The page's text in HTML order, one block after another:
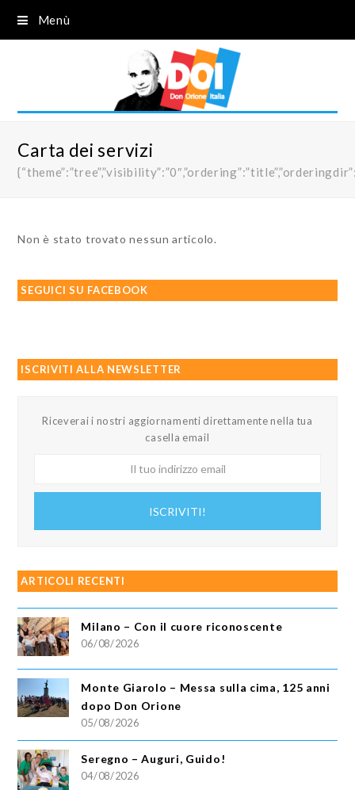
Menù
Carta dei servizi
Non è stato trovato nessun articolo.
SEGUICI SU FACEBOOK
ISCRIVITI ALLA NEWSLETTER
Riceverai i nostri aggiornamenti direttamente nella tua
casella email
ISCRIVITI!
ARTICOLI RECENTI
Milano – Con il cuore riconoscente
06/08/2026
Monte Giarolo – Messa sulla cima, 125 anni
dopo Don Orione
05/08/2026
Seregno – Auguri, Guido!
04/08/2026